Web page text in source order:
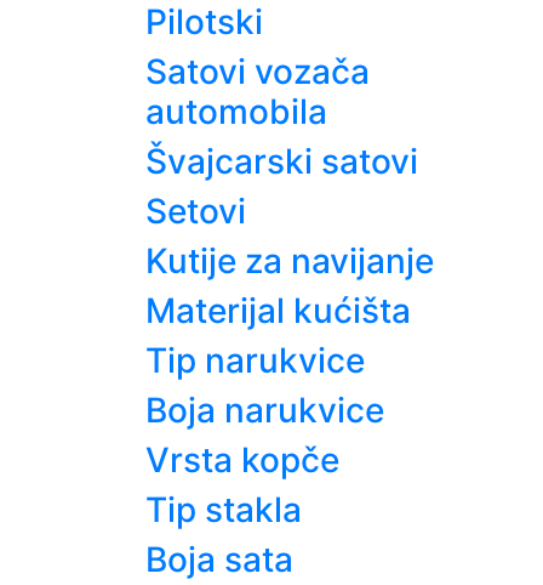
Pilotski
Satovi vozača
automobila
Švajcarski satovi
Setovi
Kutije za navijanje
Materijal kućišta
Tip narukvice
Boja narukvice
Vrsta kopče
Tip stakla
Boja sata